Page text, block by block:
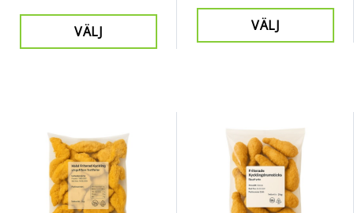
VÄLJ VÄLJ